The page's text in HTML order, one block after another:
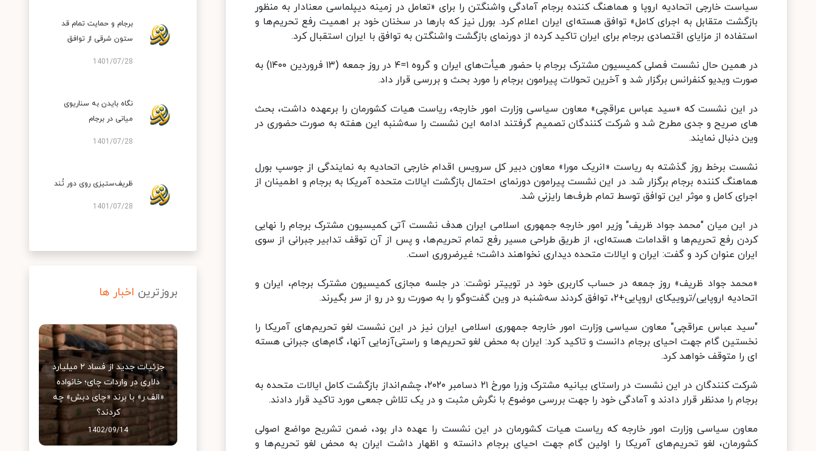
سیاست خارجی اتحادیه اروپا و هماهنگ کننده برجام آمادگی واشنگتن را برای «تعامل در زمینه دیپلماسی معنادار به منظور
بازگشت متقابل به اجرای کامل» توافق هسته‌ای ایران اعلام کرد. بورل نیز که بارها در سخنان خود بر اهمیت رفع تحریم‌ها و
استفاده از مزایای اقتصادی برجام برای ایران تاکید کرده از دورنمای بازگشت واشنگتن به توافق با ایران استقبال کرد.
در همین حال نشست فصلی کمیسیون مشترک برجام با حضور هیأت‌های ایران و گروه ۱=۴ در روز جمعه (۱۳ فروردین ۱۴۰۰) به
صورت ویدیو کنفرانس برگزار شد و آخرین تحولات پیرامون برجام را مورد بحث و بررسی قرار داد.
در این نشست که «سید عباس عراقچی» معاون سیاسی وزارت امور خارجه، ریاست هیات کشورمان را برعهده داشت، بحث
های صریح و جدی مطرح شد و شرکت کنندگان تصمیم گرفتند ادامه این نشست را سه‌شنبه این هفته به صورت حضوری در
وین دنبال نمایند.
نشست برخط روز گذشته به ریاست «انریک مورا» معاون دبیر کل سرویس اقدام خارجی اتحادیه به نمایندگی از جوسپ بورل
هماهنگ کننده برجام برگزار شد. در این نشست پیرامون دورنمای احتمال بازگشت ایالات متحده آمریکا به برجام و اطمینان از
اجرای کامل و موثر این توافق توسط تمام طرف‌ها رایزنی شد.
در این میان "محمد جواد ظریف" وزیر امور خارجه جمهوری اسلامی ایران هدف نشست آتی کمیسیون مشترک برجام را نهایی
کردن رفع تحریم‌ها و اقدامات هسته‌ای، از طریق طراحی مسیر رفع تمام تحریم‌ها، و پس از آن توقف تدابیر جبرانی از سوی
ایران عنوان کرد و گفت: ایران و ایالات متحده دیداری نخواهند داشت؛ غیرضروری است.
«محمد جواد ظریف» روز جمعه در حساب کاربری خود در توییتر نوشت: در جلسه مجازی کمیسیون مشترک برجام، ایران و
اتحادیه اروپایی/تروییکای اروپایی+۲، توافق کردند سه‌شنبه در وین گفت‌وگو را به صورت رو در رو از سر بگیرند.
"سید عباس عراقچی" معاون سیاسی وزارت امور خارجه جمهوری اسلامی ایران نیز در این نشست لغو تحریم‌های آمریکا را
نخستین گام جهت احیای برجام دانست و تاکید کرد: ایران به محض لغو تحریم‌ها و راستی‌آزمایی آنها، گام‌های جبرانی هسته
ای را متوقف خواهد کرد.
شرکت کنندگان در این نشست در راستای بیانیه مشترک وزرا مورخ ۲۱ دسامبر ۲۰۲۰، چشم‌انداز بازگشت کامل ایالات متحده به
برجام را مدنظر قرار دادند و آمادگی خود را جهت بررسی موضوع با نگرش مثبت و در یک تلاش جمعی مورد تاکید قرار دادند.
معاون سیاسی وزارت امور خارجه که ریاست هیات کشورمان در این نشست را عهده دار بود، ضمن تشریح مواضع اصولی
کشورمان، لغو تحریم‌های آمریکا را اولین گام جهت احیای برجام دانسته و اظهار داشت ایران به محض لغو تحریم‌ها و
برجام و حمایت تمام قد
ستون شرقی از توافق
1401/07/28
نگاه بایدن به سناریوی
میانی در برجام
1401/07/28
ظریف‌ستیزی روی دور تُند
1401/07/28
بروزترین اخبار ها
جزئیات جدید از فساد ۲ میلیارد
دلاری در واردات چای؛ خانواده
«الف.ر» با برند «چای دبش» چه
کردند؟
1402/09/14